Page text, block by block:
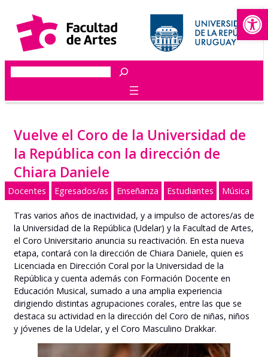
contenido
Buscar
Vuelve el Coro de la Universidad de
la República con la dirección de
Chiara Daniele
Docentes Egresados/as Enseñanza Estudiantes Música
Tras varios años de inactividad, y a impulso de actores/as de
la Universidad de la República (Udelar) y la Facultad de Artes,
el Coro Universitario anuncia su reactivación. En esta nueva
etapa, contará con la dirección de Chiara Daniele, quien es
Licenciada en Dirección Coral por la Universidad de la
República y cuenta además con Formación Docente en
Educación Musical, sumado a una amplia experiencia
dirigiendo distintas agrupaciones corales, entre las que se
destaca su actividad en la dirección del Coro de niñas, niños
y jóvenes de la Udelar, y el Coro Masculino Drakkar.